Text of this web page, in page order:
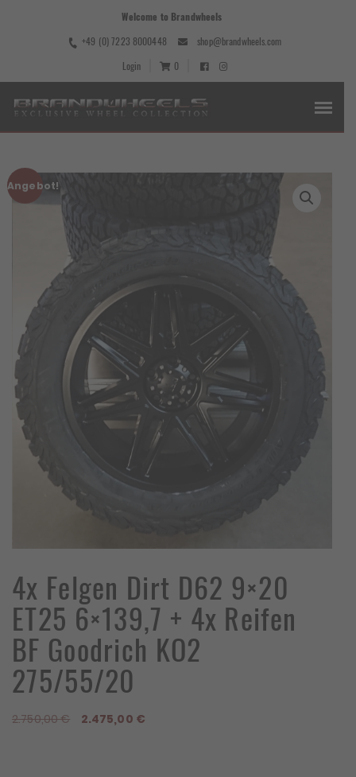
Welcome to Brandwheels
+49 (0) 7223 8000448
shop@brandwheels.com
Login
0
Angebot!
4x Felgen Dirt D62 9×20
ET25 6×139,7 + 4x Reifen
BF Goodrich KO2
275/55/20
2.750,00€
Ursprünglicher
2.475,00 €Aktueller